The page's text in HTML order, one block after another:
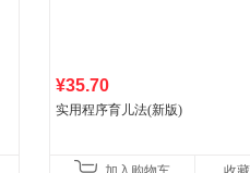
¥35.70
实用程序育儿法(新版)